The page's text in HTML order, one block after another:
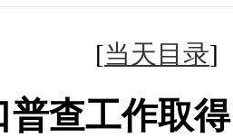
[当天目录
普查工作取